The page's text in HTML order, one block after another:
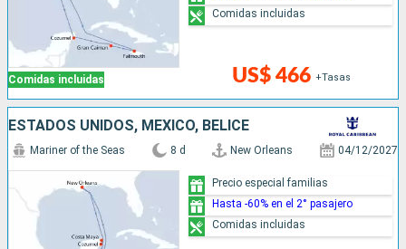
Comidas incluidas US$ 466 +Tasas
Comidas incluidas
ESTADOS UNIDOS, MÉXICO, BELICE
Mariner of the Seas 8 d New Orleans 04/12/2027
Precio especial familias
Hasta -60% en el 2° pasajero
Comidas incluidas